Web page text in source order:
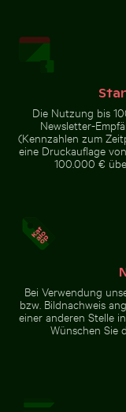
Luftaufnahme von
Beach, Koh Yao Yai
Berliner
Vordergrund
Buntes
Die Nutzung bis
Newsletter-
(Kennzahlen zum
eine Druckauflage
100.000 €
Bei Verwendung
bzw. Bildnachweis
einer anderen Stelle
Wünschen Sie